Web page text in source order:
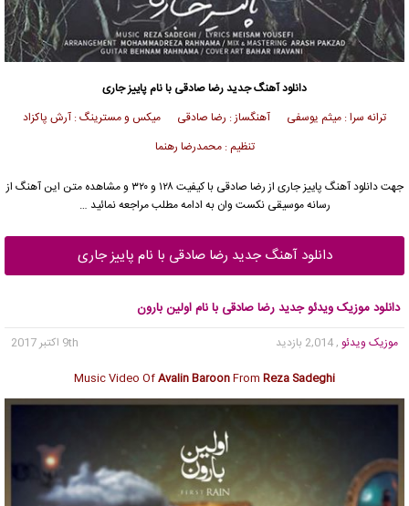
دانلود آهنگ جدیدرضا صادقی با نام پاییز جاری
ترانه سرا : میثم یوسفی آهنگساز : رضا صادقی میکس و مسترینگ : آرش پاکزاد
تنظیم : محمدرضا رهنما
جهت دانلود آهنگ پاییز جاری از رضا صادقی
با کیفیت ۱۲۸ و ۳۲۰ و مشاهده متن این آهنگ از
رسانه موسیقی نکست وان به ادامه مطلب مراجعه نمائید …
دانلود آهنگ جدید رضا صادقی با نام پاییز جاری
دانلود موزیک ویدئو جدید رضا صادقی با نام اولین بارون
موزیک ویدئو , 2,014 بازدید
9th اکتبر 2017
Music Video OfAvalin BaroonFrom Reza Sadeghi